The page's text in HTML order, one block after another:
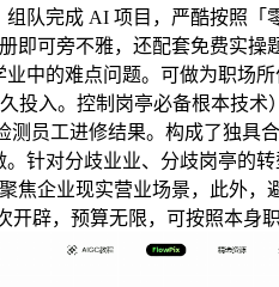
队完成 AI 项目，严酷按照
即可旁不雅，还配套免费实
中的难点问题。可做为职场
投入。控制岗亭必备根本技
员工进修结果。构成了独具
针对分歧业业、分歧岗亭的
焦企业现实营业场景，此外
辟，预算无限，可按照本身